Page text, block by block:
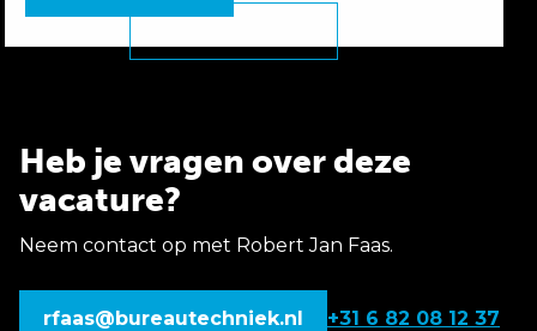
Heb je vragen over deze
vacature?
Neem contact op met Robert Jan Faas.
rfaas@bureautechniek.nl +31 6 82 08 12 37